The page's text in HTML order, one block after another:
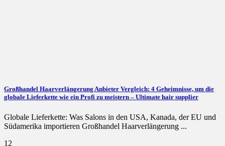
Großhandel Haarverlängerung Anbieter Vergleich: 4 Geheimnisse, um die
globale Lieferkette wie ein Profi zu meistern – Ultimate hair supplier
Globale Lieferkette: Was Salons in den USA, Kanada, der EU und
Südamerika importieren Großhandel Haarverlängerung ...
12